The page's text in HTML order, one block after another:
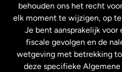
Spanje
Verenigd
behouden ons het recht
elk moment te wijzigen, op
Je bent aansprakelijk
fiscale gevolgen en de
wetgeving met betrekking
deze specifieke